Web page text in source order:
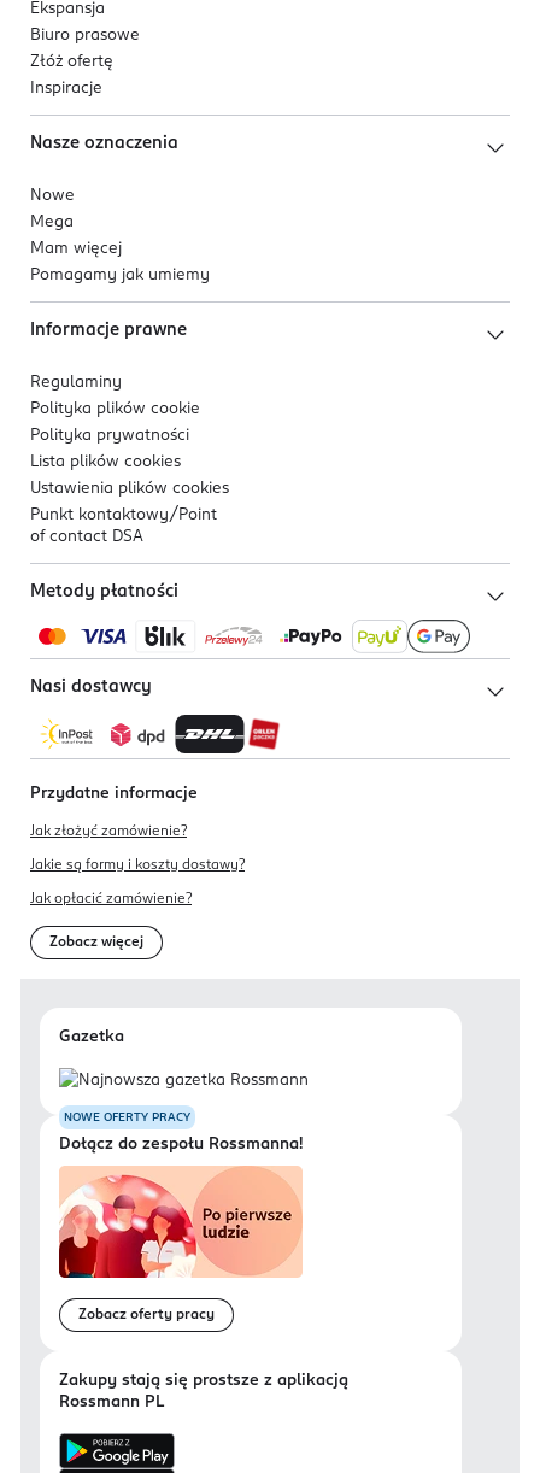
Ekspansja
Biuro prasowe
Złóż ofertę
Inspiracje
Nasze oznaczenia
Nowe
Mega
Mam więcej
Pomagamy jak umiemy
Informacje prawne
Regulaminy
Polityka plików cookie
Polityka prywatności
Lista plików cookies
Ustawienia plików cookies
Punkt kontaktowy/ Point
of contact DSA
Metody płatności
Nasi dostawcy
Przydatne informacje
Jak złożyć zamówienie?
Jakie są formy i koszty dostawy?
Jak opłacić zamówienie?
Zobacz więcej
Gazetka
NOWE OFERTY PRACY
Dołącz do zespołu Rossmanna!
Zobacz oferty pracy
Zakupy stają się prostsze z aplikacją
Rossmann PL